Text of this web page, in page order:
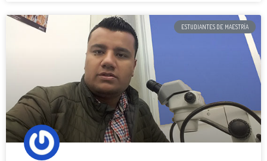
ESTUDIANTES DE MAESTRÍA